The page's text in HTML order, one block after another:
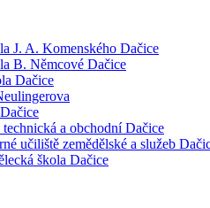
J. A. Komenského Dačice
B. Němcové Dačice
Dačice
technická a obchodní Dačice
učiliště zemědělské a služeb
škola Dačice